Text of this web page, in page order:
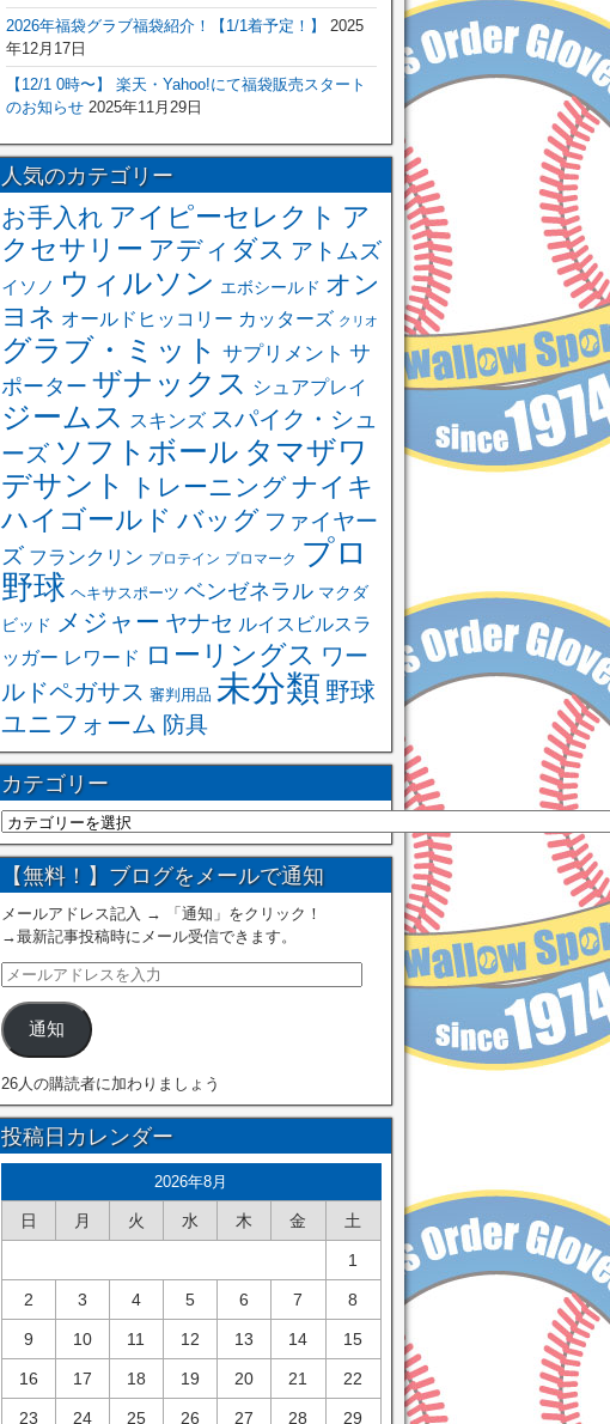
2026年福袋グラブ福袋紹介！【1/1着予定！】
2025
年12月17日
【12/1 0時〜】 楽天・Yahoo!にて福袋販売スタート
のお知らせ 2025年11月29日
人気のカテゴリー
お手入れ アイピーセレクト ア
クセサリー アディダス アトムズ
イソノ ウィルソン エボシールド オン
ヨネ オールドヒッコリー カッターズ クリオ
グラブ・ミット サプリメント サ
ポーター ザナックス シュアプレイ
ジームス スキンズ スパイク・シュ
ーズ ソフトボール タマザワ
デサント
トレーニングナイキ
ハイゴールド バッグ ファイヤー
ズ フランクリン プロテイン プロマーク プロ
野球 ヘキサスポーツ ベンゼネラル マクダ
ビッド
メジャー ヤナセ ルイスビルスラ
ッガー レワード ローリングス ワー
ルドペガサス 審判用品 未分類 野球
ユニフォーム 防具
カテゴリー
【無料！】ブログをメールで通知
メールアドレス記入 → 「通知」をクリック！
→最新記事投稿時にメール受信できます。
通知
26人の購読者に加わりましょう
投稿日カレンダー
2026年8月
日 月 火 水 木 金 土
1
2 3 4 5 6 7 8
9 10 11 12 13 14 15
16 17 18 19 20 21 22
23 24 25 26 27 28 29